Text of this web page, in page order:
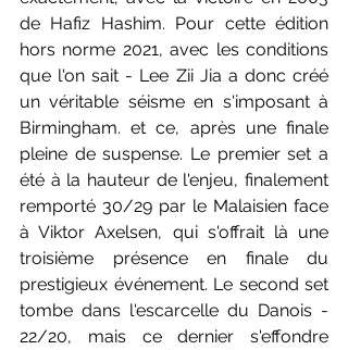
de Hafiz Hashim. Pour cette édition
hors norme 2021, avec les conditions
que l'on sait - Lee Zii Jia a donc créé
un véritable séisme en s'imposant à
Birmingham. et ce, après une finale
pleine de suspense. Le premier set a
été à la hauteur de l'enjeu, finalement
remporté 30/29 par le Malaisien face
à Viktor Axelsen, qui s'offrait là une
troisième présence en finale du
prestigieux événement. Le second set
tombe dans l'escarcelle du Danois -
22/20, mais ce dernier s'effondre